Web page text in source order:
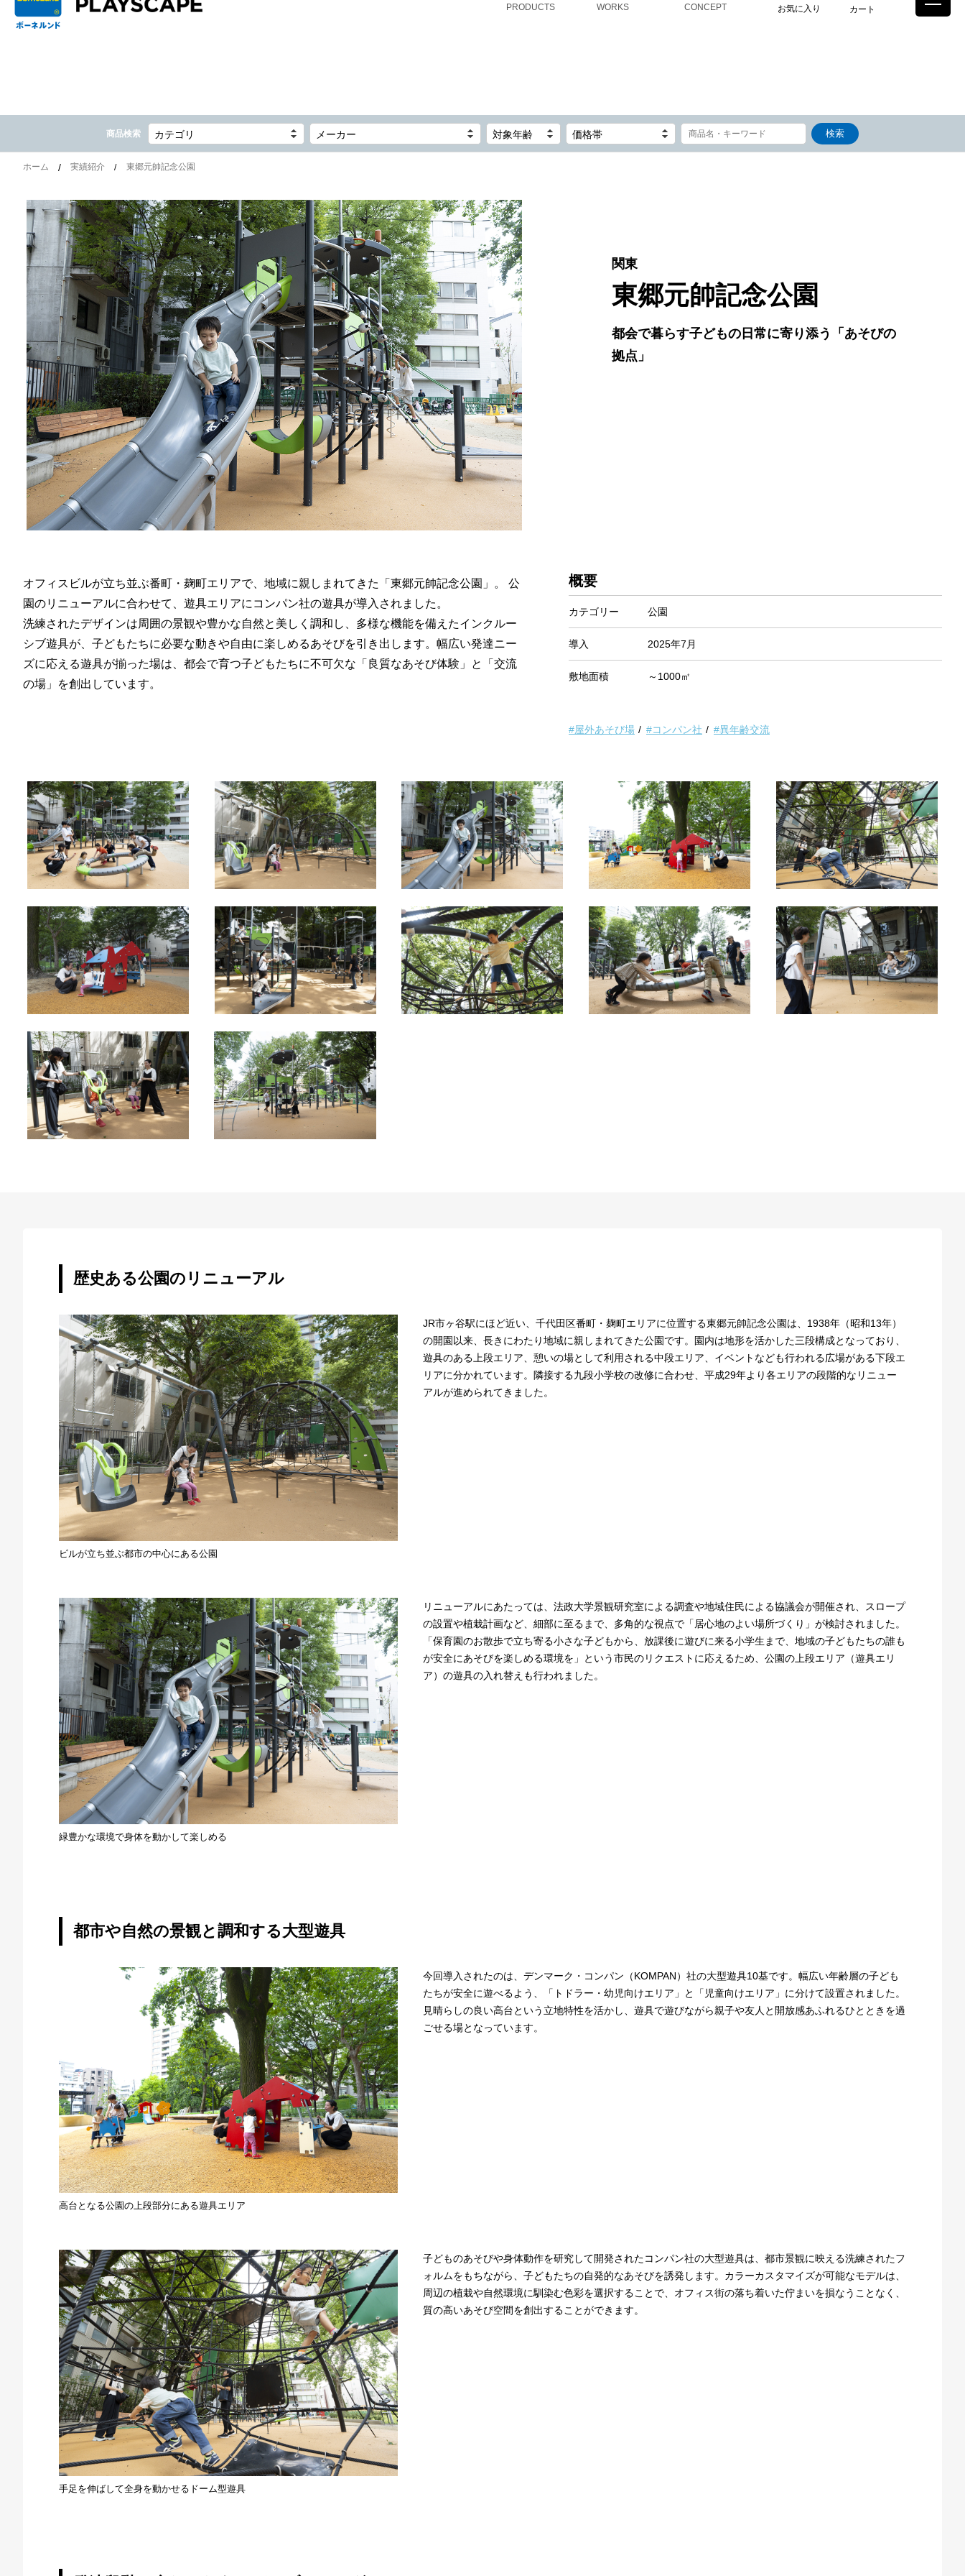
PRODUCTS WORKS CONCEPT お気に入り カート
商品検索 カテゴリ メーカー 対象年齢 価格帯
ホーム 実績紹介 東郷元帥記念公園
関東
東郷元帥記念公園
都会で暮らす子どもの日常に寄り添う「あそびの
拠点」
オフィスビルが立ち並ぶ番町・麹町エリアで、地域に親しまれてきた「東郷元帥記念公園」。 公
園のリニューアルに合わせて、遊具エリアにコンパン社の遊具が導入されました。
洗練されたデザインは周囲の景観や豊かな自然と美しく調和し、多様な機能を備えたインクルー
シブ遊具が、子どもたちに必要な動きや自由に楽しめるあそびを引き出します。幅広い発達ニー
ズに応える遊具が揃った場は、都会で育つ子どもたちに不可欠な「良質なあそび体験」と「交流
の場」を創出しています。
概要
カテゴリー 公園
導入 2025年7月
敷地面積 ～1000㎡
#屋外あそび場 #コンパン社 #異年齢交流
歴史ある公園のリニューアル
ビルが立ち並ぶ都市の中心にある公園
JR市ヶ谷駅にほど近い、千代田区番町・麹町エリアに位置する東郷元帥記念公園は、1938年（昭和13年）
の開園以来、長きにわたり地域に親しまれてきた公園です。園内は地形を活かした三段構成となっており、
遊具のある上段エリア、憩いの場として利用される中段エリア、イベントなども行われる広場がある下段エ
リアに分かれています。隣接する九段小学校の改修に合わせ、平成29年より各エリアの段階的なリニュー
アルが進められてきました。
緑豊かな環境で身体を動かして楽しめる
リニューアルにあたっては、法政大学景観研究室による調査や地域住民による協議会が開催され、スロープ
の設置や植栽計画など、細部に至るまで、多角的な視点で「居心地のよい場所づくり」が検討されました。
「保育園のお散歩で立ち寄る小さな子どもから、放課後に遊びに来る小学生まで、地域の子どもたちの誰も
が安全にあそびを楽しめる環境を」という市民のリクエストに応えるため、公園の上段エリア（遊具エリ
ア）の遊具の入れ替えも行われました。
都市や自然の景観と調和する大型遊具
高台となる公園の上段部分にある遊具エリア
今回導入されたのは、デンマーク・コンパン（KOMPAN）社の大型遊具10基です。幅広い年齢層の子ども
たちが安全に遊べるよう、「トドラー・幼児向けエリア」と「児童向けエリア」に分けて設置されました。
見晴らしの良い高台という立地特性を活かし、遊具で遊びながら親子や友人と開放感あふれるひとときを過
ごせる場となっています。
手足を伸ばして全身を動かせるドーム型遊具
子どものあそびや身体動作を研究して開発されたコンパン社の大型遊具は、都市景観に映える洗練されたフ
ォルムをもちながら、子どもたちの自発的なあそびを誘発します。カラーカスタマイズが可能なモデルは、
周辺の植栽や自然環境に馴染む色彩を選択することで、オフィス街の落ち着いた佇まいを損なうことなく、
質の高いあそび空間を創出することができます。